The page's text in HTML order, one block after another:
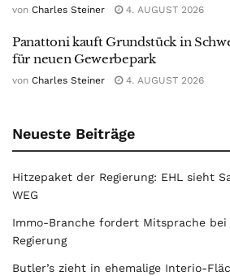
von Charles Steiner 4. AUGUST 2026
Panattoni kauft Grundstück in
für neuen Gewerbepark
von Charles Steiner 4. AUGUST 2026
Neueste Beiträge
Hitzepaket der Regierung: EHL sieht
WEG
Immo-Branche fordert Mitsprache
Regierung
Butler’s zieht in ehemalige Interio-